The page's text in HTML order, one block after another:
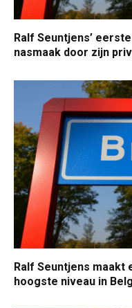
Ralf Seuntjens’
nasmaak door zijn
Ralf Seuntjens
hoogste niveau in